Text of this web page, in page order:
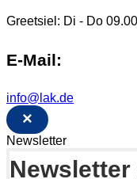
Greetsiel: Di - Do
E-Mail:
info@lak.de
×
Newsletter